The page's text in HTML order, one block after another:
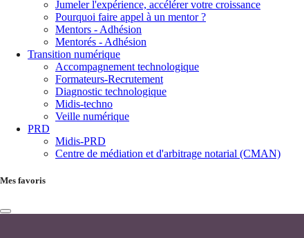
Jumeler l'expérience, accélérer votre croissance
Pourquoi faire appel à un mentor ?
Mentors - Adhésion
Mentorés - Adhésion
Transition numérique
Accompagnement technologique
Formateurs-Recrutement
Diagnostic technologique
Midis-techno
Veille numérique
PRD
Midis-PRD
Centre de médiation et d'arbitrage notarial (CMAN)
Mes favoris